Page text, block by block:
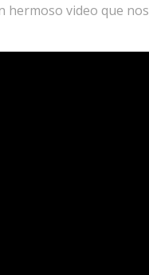
hermoso video que nos